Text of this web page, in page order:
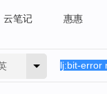
云笔记 惠惠